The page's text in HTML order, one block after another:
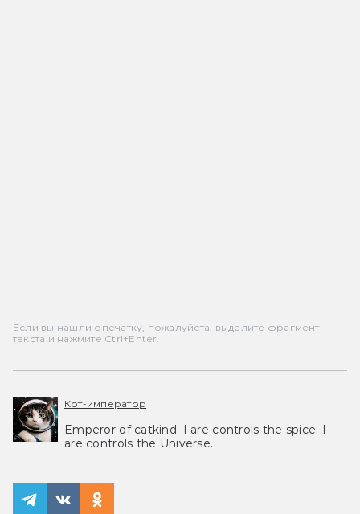
Если вы нашли опечатку, пожалуйста, выделите фрагмент
текста и нажмите Ctrl+Enter.
Кот-император
Emperor of catkind. I are controls the spice, I
are controls the Universe.